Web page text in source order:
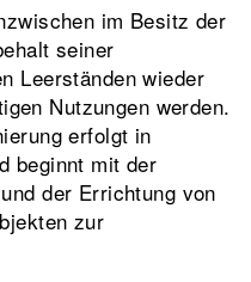
im Besitz der
seiner
Leerständen wieder
Nutzungen werden.
erfolgt in
beginnt mit der
der Errichtung von
zur